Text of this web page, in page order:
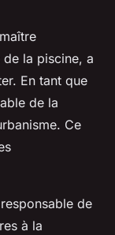
de la piscine, a
En tant que
de la
Ce
de
à la